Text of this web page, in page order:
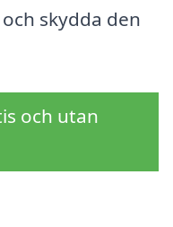
skydda den
och utan